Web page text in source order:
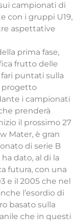
campionati di
con i gruppi U19,
aspettative
prima fase,
frutto delle
puntati sulla
progetto
i campionati
prenderà
il prossimo 27
Mater, è gran
di serie B
dato, al di la
futura, con una
e il 2005 che nel
l’esordio di
basato sulla
che in questi